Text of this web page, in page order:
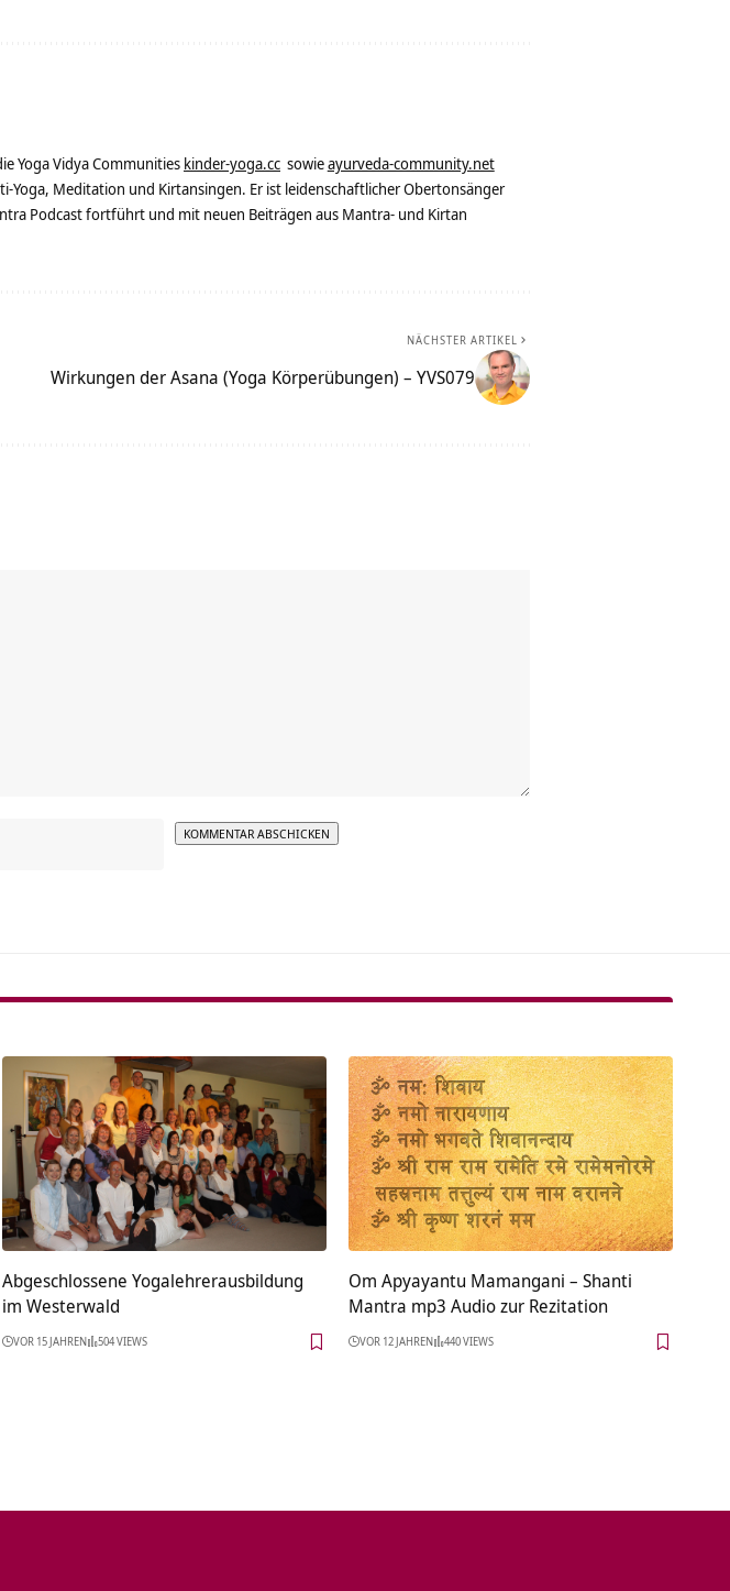
Yoga Vidya Communities kinder-yoga.cc sowieayurveda-community.net
Yoga, Meditation und Kirtansingen. Er ist leidenschaftlicher Obertonsänger
Podcast fortführt und mit neuen Beiträgen aus Mantra- und Kirtan
NÄCHSTER ARTIKEL
Wirkungen der Asana (Yoga Körperübungen) – YVS079
Abgeschlossene Yogalehrerausbildung
im Westerwald
VOR 15 JAHREN 504 VIEWS
Om Apyayantu Mamangani – Shanti
Mantra mp3 Audio zur Rezitation
VOR 12 JAHREN 440 VIEWS